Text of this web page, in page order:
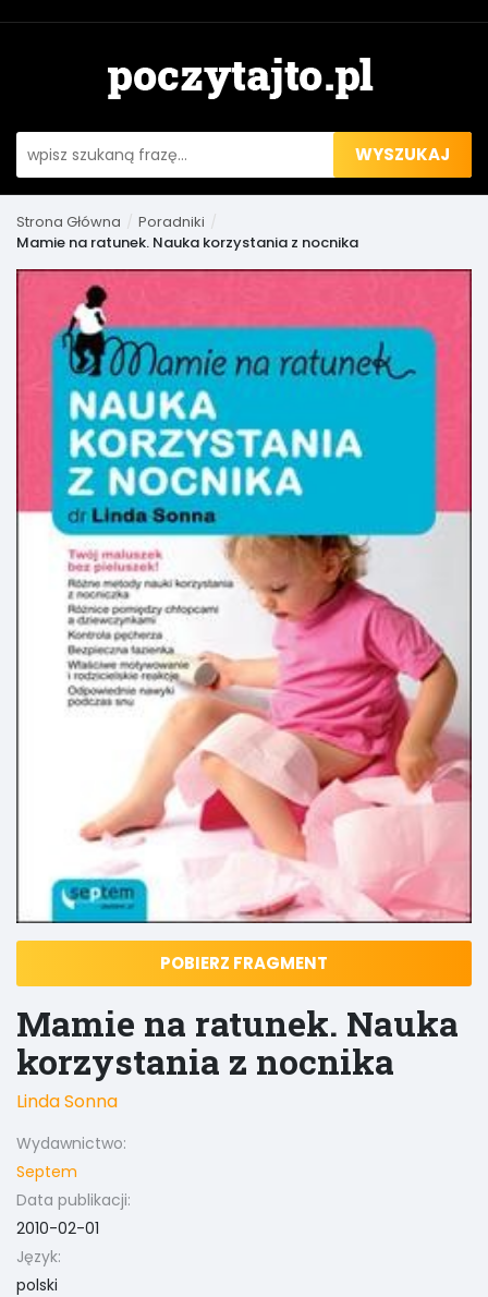
WYSZUKAJ
Strona Główna
Poradniki
Mamie na ratunek. Nauka korzystania z nocnika
POBIERZ FRAGMENT
Mamie na ratunek. Nauka
korzystania z nocnika
Linda Sonna
Wydawnictwo:
Septem
Data publikacji:
2010-02-01
Język:
polski